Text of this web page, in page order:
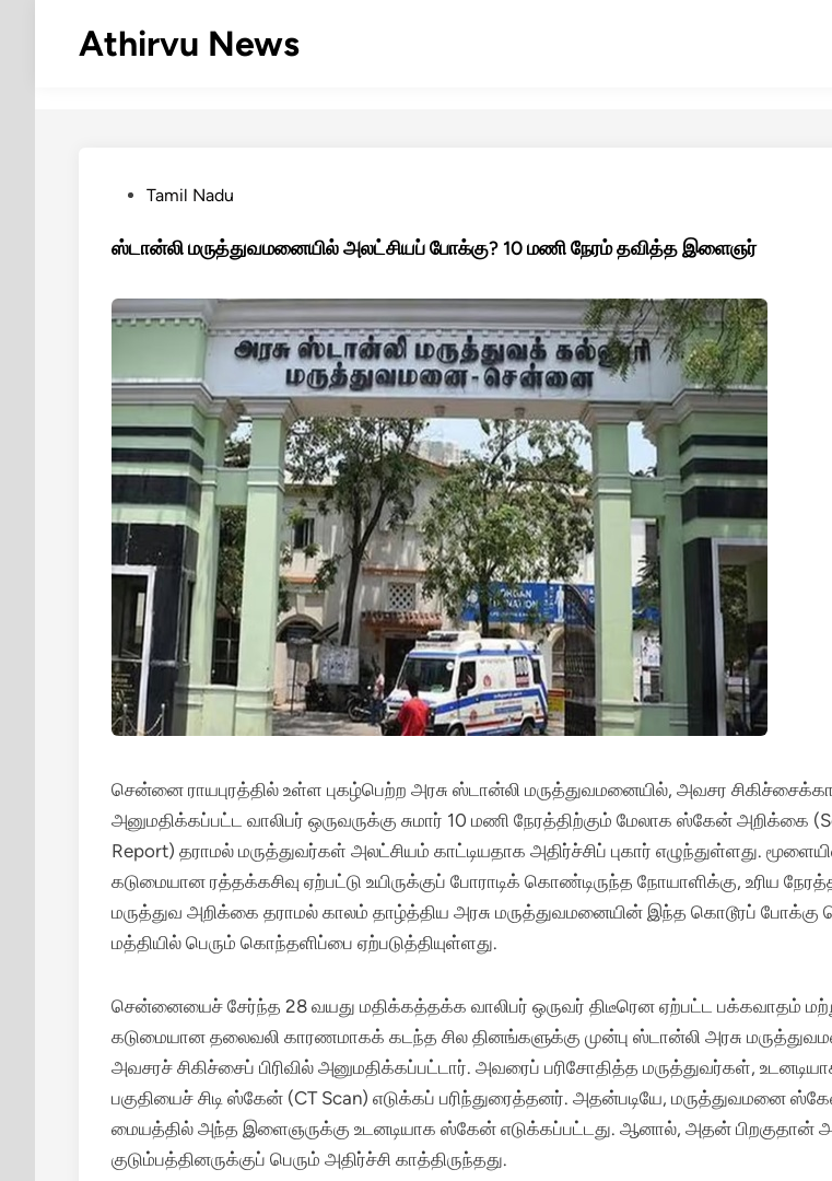
Athirvu News
PostedTamil Nadu
ஸ்டான்லி மருத்துவமனையில் அலட்சியப் போக்கு? 10 மணி நேரம் தவித்த இளைஞர்
சென்னை ராயபுரத்தில் உள்ள புகழ்பெற்ற அரசு ஸ்டான்லி மருத்துவமனையில், அவசர
அனுமதிக்கப்பட்ட வாலிபர் ஒருவருக்கு சுமார் 10 மணி நேரத்திற்கும் மேலாக ஸ்கேன் அறிக்கை
Report) தராமல் மருத்துவர்கள் அலட்சியம் காட்டியதாக அதிர்ச்சிப் புகார் எழுந்துள்ளது.
கடுமையான ரத்தக்கசிவு ஏற்பட்டு உயிருக்குப் போராடிக் கொண்டிருந்த நோயாளிக்கு, உரிய
மருத்துவ அறிக்கை தராமல் காலம் தாழ்த்திய அரசு மருத்துவமனையின் இந்த கொடூரப்
மத்தியில் பெரும் கொந்தளிப்பை ஏற்படுத்தியுள்ளது.
சென்னையைச் சேர்ந்த 28 வயது மதிக்கத்தக்க வாலிபர் ஒருவர் திடீரென ஏற்பட்ட பக்கவாதம்
கடுமையான தலைவலி காரணமாகக் கடந்த சில தினங்களுக்கு முன்பு ஸ்டான்லி அரசு
அவசரச் சிகிச்சைப் பிரிவில் அனுமதிக்கப்பட்டார். அவரைப் பரிசோதித்த மருத்துவர்கள்,
பகுதியைச் சிடி ஸ்கேன் (CT Scan) எடுக்கப் பரிந்துரைத்தனர். அதன்படியே, மருத்துவமனை
மையத்தில் அந்த இளைஞருக்கு உடனடியாக ஸ்கேன் எடுக்கப்பட்டது. ஆனால், அதன் பிறகுதான்
குடும்பத்தினருக்குப் பெரும் அதிர்ச்சி காத்திருந்தது.